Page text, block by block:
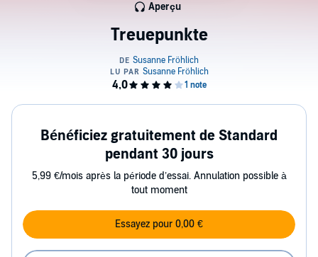
Treuepunkte
Aperçu
Bénéficiez gratuitement de Standard
pendant 30 jours
5,99 €/mois après la période d’essai. Annulation possible à
tout moment
Essayez pour 0,00 €